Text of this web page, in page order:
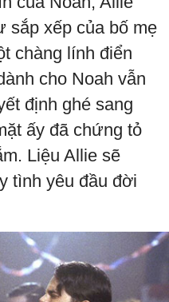
sắp xếp của bố mẹ
chàng lính điển
cho Noah vẫn
định ghé sang
ấy đã chứng tỏ
Liệu Allie sẽ
tình yêu đầu đời